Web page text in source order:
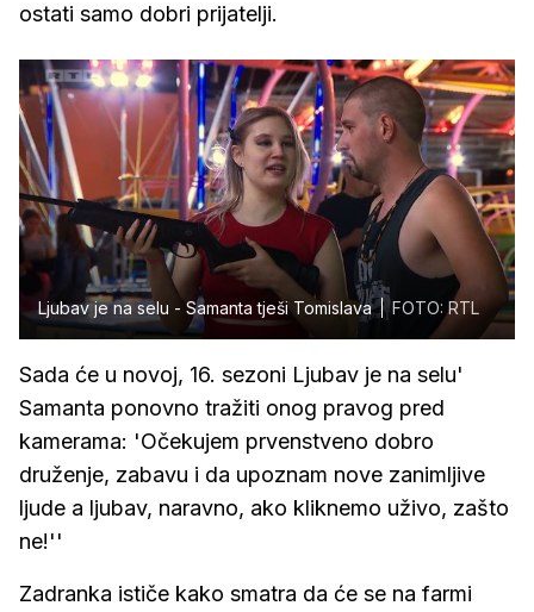
ostati samo dobri prijatelji.
Ljubav je na selu - Samanta tješi Tomislava FOTO: RTL
Sada će u novoj, 16. sezoni Ljubav je na selu'
Samanta ponovno tražiti onog pravog pred
kamerama: 'Očekujem prvenstveno dobro
druženje, zabavu i da upoznam nove zanimljive
ljude a ljubav, naravno, ako kliknemo uživo, zašto
ne!''
Zadranka ističe kako smatra da će se na farmi